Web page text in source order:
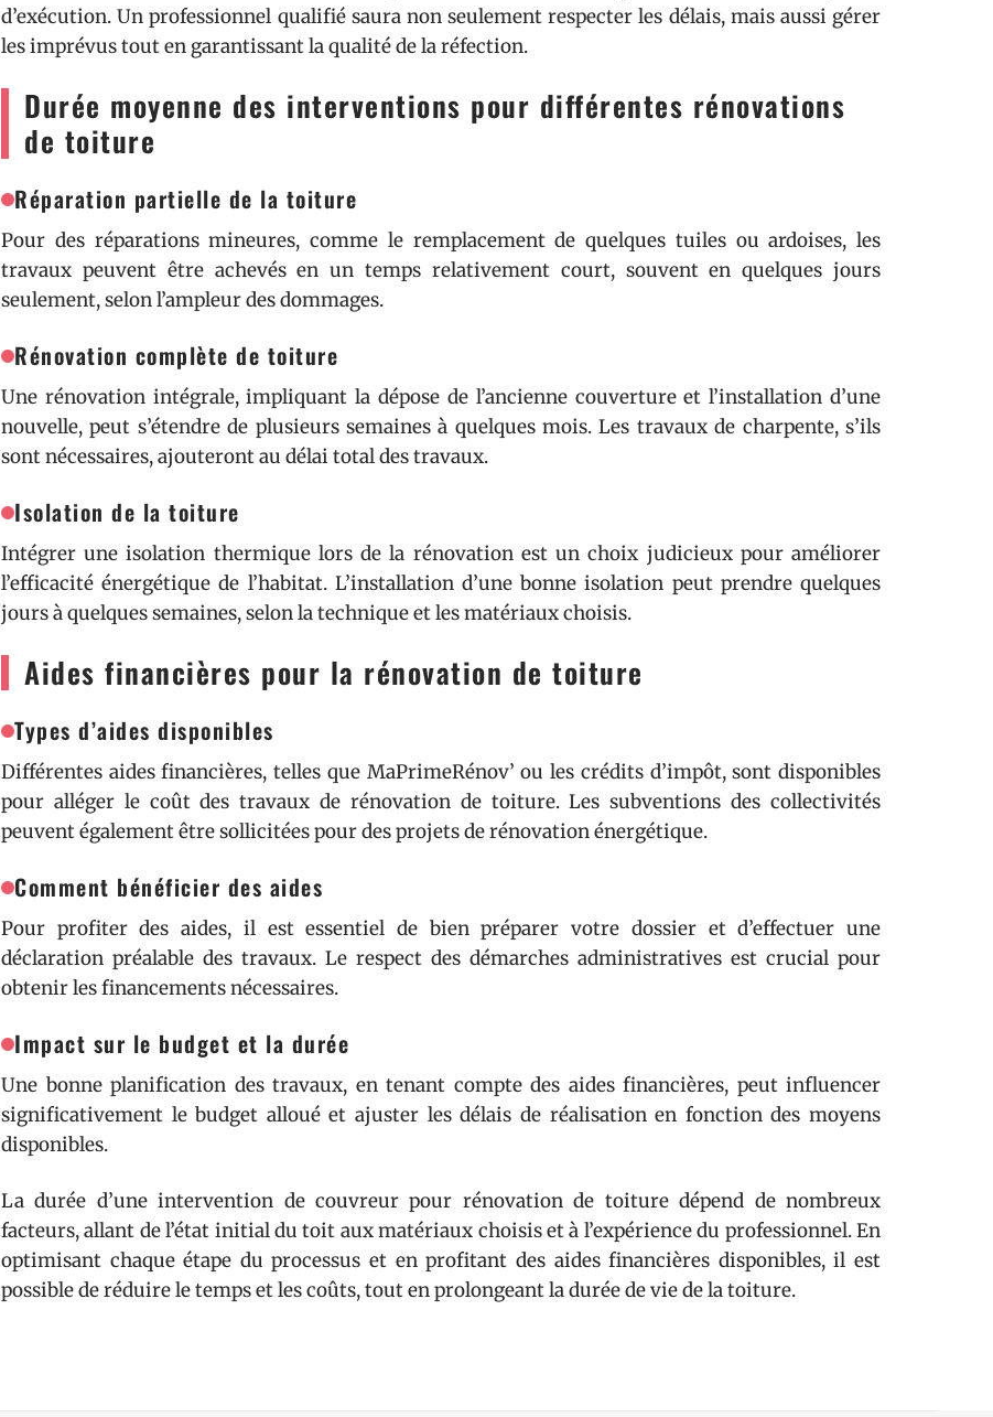
d’exécution. Un professionnel qualifié saura non seulement respecter les délais, mais aussi gérer
les imprévus tout en garantissant la qualité de la réfection.
Durée moyenne des interventions pour différentes rénovations
de toiture
Réparation partielle de la toiture
Pour des réparations mineures, comme le remplacement de quelques tuiles ou ardoises, les
travaux peuvent être achevés en un temps relativement court, souvent en quelques jours
seulement, selon l’ampleur des dommages.
Rénovation complète de toiture
Une rénovation intégrale, impliquant la dépose de l’ancienne couverture et l’installation d’une
nouvelle, peut s’étendre de plusieurs semaines à quelques mois. Les travaux de charpente, s’ils
sont nécessaires, ajouteront au délai total des travaux.
Isolation de la toiture
Intégrer une isolation thermique lors de la rénovation est un choix judicieux pour améliorer
l’efficacité énergétique de l’habitat. L’installation d’une bonne isolation peut prendre quelques
jours à quelques semaines, selon la technique et les matériaux choisis.
Aides financières pour la rénovation de toiture
Types d’aides disponibles
Différentes aides financières, telles que MaPrimeRénov’ ou les crédits d’impôt, sont disponibles
pour alléger le coût des travaux de rénovation de toiture. Les subventions des collectivités
peuvent également être sollicitées pour des projets de rénovation énergétique.
Comment bénéficier des aides
Pour profiter des aides, il est essentiel de bien préparer votre dossier et d’effectuer une
déclaration préalable des travaux. Le respect des démarches administratives est crucial pour
obtenir les financements nécessaires.
Impact sur le budget et la durée
Une bonne planification des travaux, en tenant compte des aides financières, peut influencer
significativement le budget alloué et ajuster les délais de réalisation en fonction des moyens
disponibles.
La durée d’une intervention de couvreur pour rénovation de toiture dépend de nombreux
facteurs, allant de l’état initial du toit aux matériaux choisis et à l’expérience du professionnel. En
optimisant chaque étape du processus et en profitant des aides financières disponibles, il est
possible de réduire le temps et les coûts, tout en prolongeant la durée de vie de la toiture.